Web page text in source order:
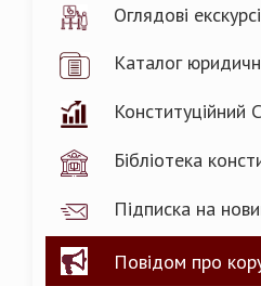
Оглядові
Каталог
Конституційний
Бібліотека
Підписка на
Повідом про